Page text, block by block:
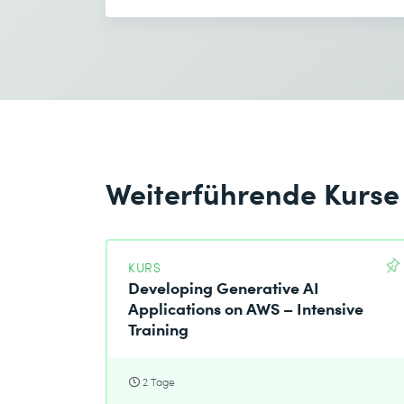
* Pflichtfelder
Weiterführende Kurse
KURS
Developing Generative AI
Applications on AWS – Intensive
Training
2 Tage